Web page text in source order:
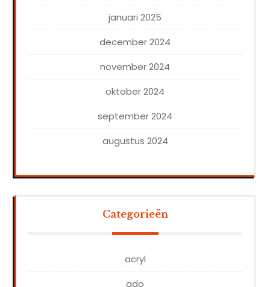
januari 2025
december 2024
november 2024
oktober 2024
september 2024
augustus 2024
Categorieën
acryl
ado